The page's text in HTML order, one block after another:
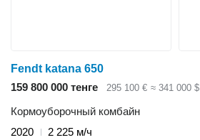
Fendt katana 650
159 800 000 тенге
295 100 € ≈ 341 000 $
Кормоуборочный комбайн
2020
2 225 м/ч